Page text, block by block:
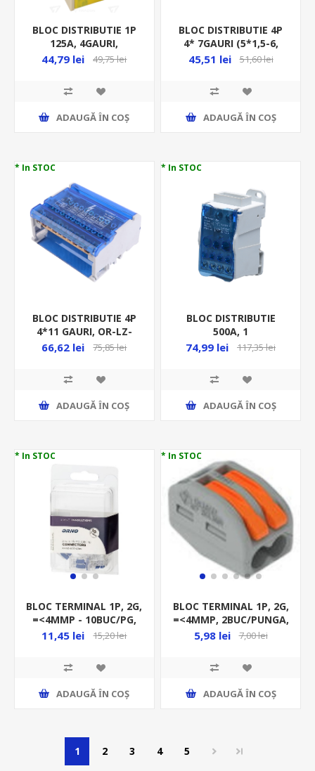
BLOC DISTRIBUTIE 1P
125A, 4GAURI,
2X35MMP/ 2X25MMP,
44,79 lei 49,75 lei
ADAUGĂ ȊN COŞ
BLOC DISTRIBUTIE 4P
4* 7GAURI (5*1,5-6,
2*6-16) OR-LZ-8202/7
45,51 lei 51,60 lei
ADAUGĂ ȊN COŞ
* In STOC
BLOC DISTRIBUTIE 4P
4*11 GAURI, OR-LZ-
8202/11
66,62 lei 75,85 lei
ADAUGĂ ȊN COŞ
* In STOC
BLOC DISTRIBUTIE
500A, 1
INTRARE(8x24x1), 11
74,99 lei 117,35 lei
ADAUGĂ ȊN COŞ
* In STOC
BLOC TERMINAL 1P, 2G,
=<4MMP - 10BUC/PG,
32A, COMPRESIE, ORNO
11,45 lei 15,20 lei
ADAUGĂ ȊN COŞ
* In STOC
BLOC TERMINAL 1P, 2G,
=<4MMP, 2BUC/PUNGA,
24A, COMPRESIE, WAGO
5,98 lei 7,00 lei
ADAUGĂ ȊN COŞ
1 2 3 4 5